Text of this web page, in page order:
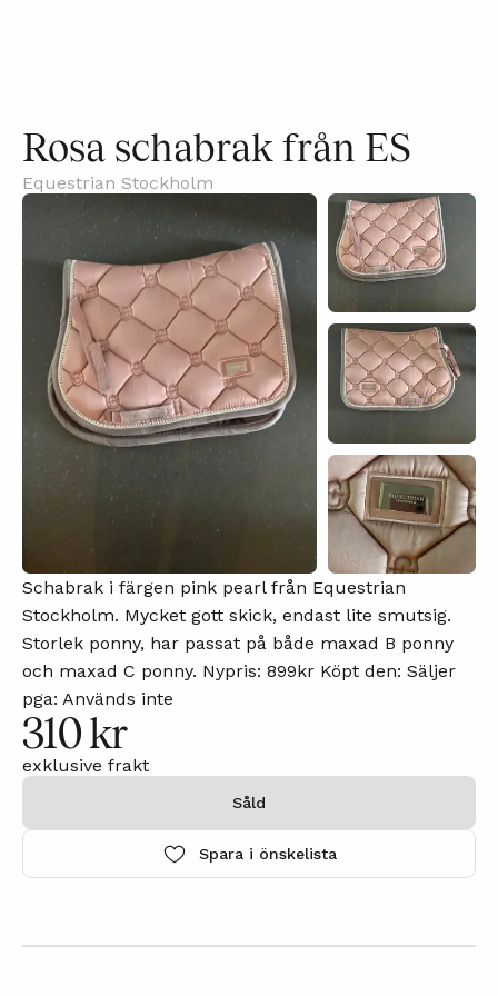
Rosa schabrak från ES
Equestrian Stockholm
Schabrak i färgen pink pearl från Equestrian
Stockholm. Mycket gott skick, endast lite smutsig.
Storlek ponny, har passat på både maxad B ponny
och maxad C ponny. Nypris: 899kr Köpt den: Säljer
pga: Används inte
310 kr
exklusive frakt
Såld
Spara i önskelista